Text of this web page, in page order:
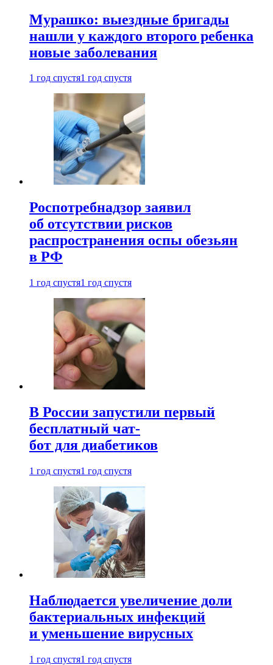
Мурашко: выездные бригады
нашли у каждого второго ребенка
новые заболевания
1 год спустя1 год спустя
Роспотребнадзор заявил
об отсутствии рисков
распространения оспы обезьян
в РФ
1 год спустя1 год спустя
В России запустили первый
бесплатный чат-
бот для диабетиков
1 год спустя1 год спустя
Наблюдается увеличение доли
бактериальных инфекций
и уменьшение вирусных
1 год спустя1 год спустя